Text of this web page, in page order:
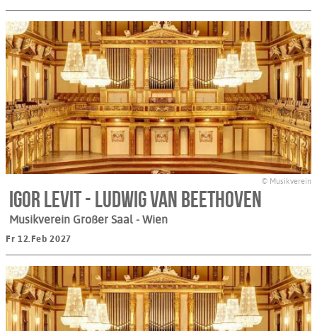
© Musikverein
Igor Levit - Ludwig van Beethoven
Musikverein Großer Saal - Wien
Fr 12.Feb 2027